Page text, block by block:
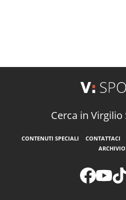
Cerca in Virgilio
CONTENUTI SPECIALI CONTATTACI
ARCHIVIO